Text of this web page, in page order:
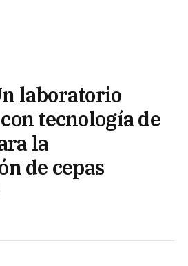
laboratorio
tecnología de
la
de cepas